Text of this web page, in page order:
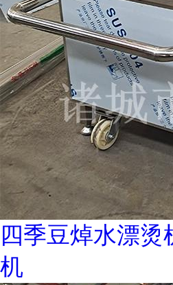
四季豆焯水漂烫
机